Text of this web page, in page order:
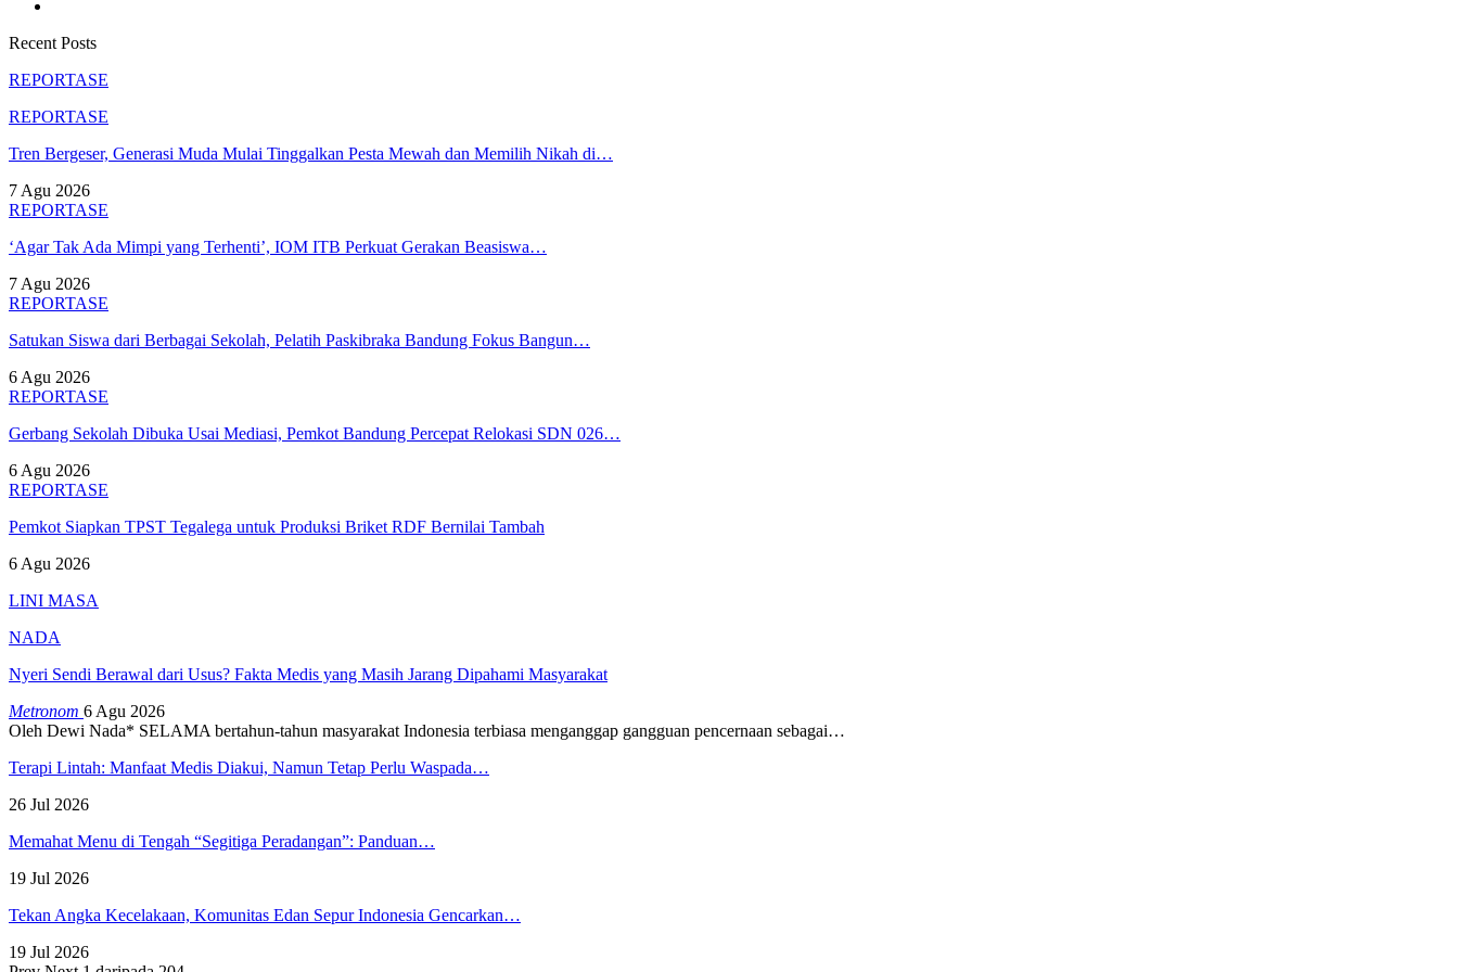
Recent Posts
REPORTASE
REPORTASE
Tren Bergeser, Generasi Muda Mulai Tinggalkan Pesta Mewah dan Memilih Nikah di…
7 Agu 2026
REPORTASE
‘Agar Tak Ada Mimpi yang Terhenti’, IOM ITB Perkuat Gerakan Beasiswa…
7 Agu 2026
REPORTASE
Satukan Siswa dari Berbagai Sekolah, Pelatih Paskibraka Bandung Fokus Bangun…
6 Agu 2026
REPORTASE
Gerbang Sekolah Dibuka Usai Mediasi, Pemkot Bandung Percepat Relokasi SDN 026…
6 Agu 2026
REPORTASE
Pemkot Siapkan TPST Tegalega untuk Produksi Briket RDF Bernilai Tambah
6 Agu 2026
LINI MASA
NADA
Nyeri Sendi Berawal dari Usus? Fakta Medis yang Masih Jarang Dipahami Masyarakat
Metronom 6 Agu 2026
Oleh Dewi Nada* SELAMA bertahun-tahun masyarakat Indonesia terbiasa menganggap gangguan pencernaan sebagai…
Terapi Lintah: Manfaat Medis Diakui, Namun Tetap Perlu Waspada…
26 Jul 2026
Memahat Menu di Tengah “Segitiga Peradangan”: Panduan…
19 Jul 2026
Tekan Angka Kecelakaan, Komunitas Edan Sepur Indonesia Gencarkan…
19 Jul 2026